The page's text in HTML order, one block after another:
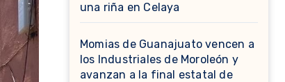
una riña en Celaya
Momias de Guanajuato vencen a
los Industriales de Moroleón y
avanzan a la final estatal de